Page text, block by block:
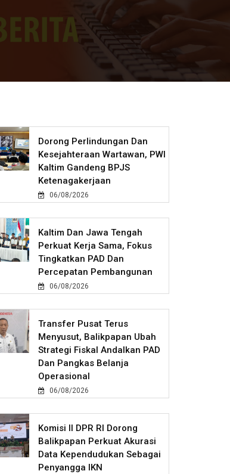
Dorong Perlindungan Dan
Kesejahteraan Wartawan, PWI
Kaltim Gandeng BPJS
Ketenagakerjaan
06/08/2026
Kaltim Dan Jawa Tengah
Perkuat Kerja Sama, Fokus
Tingkatkan PAD Dan
Percepatan Pembangunan
06/08/2026
Transfer Pusat Terus
Menyusut, Balikpapan Ubah
Strategi Fiskal Andalkan PAD
Dan Pangkas Belanja
Operasional
06/08/2026
Komisi II DPR RI Dorong
Balikpapan Perkuat Akurasi
Data Kependudukan Sebagai
Penyangga IKN